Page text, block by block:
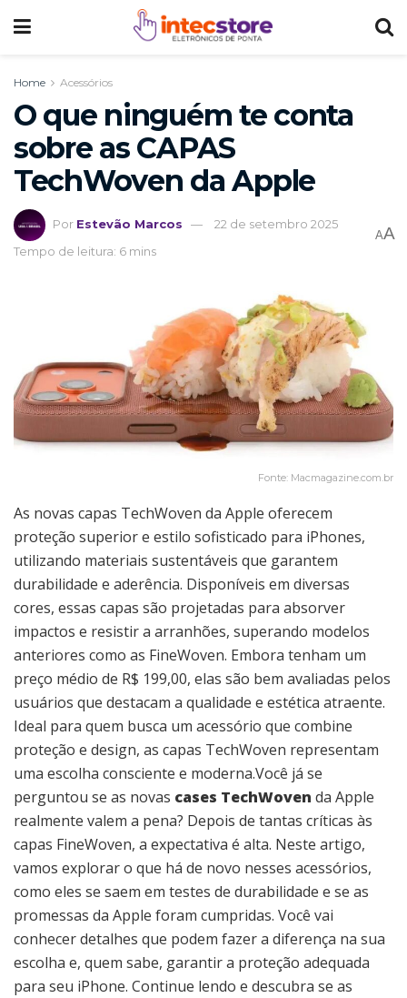
Home Acessórios
O que ninguém te conta
sobre as CAPAS
TechWoven da Apple
Por Estevão Marcos
22 de setembro 2025
Tempo de leitura: 6 mins
AA
Fonte: Macmagazine.com.br
As novas capas TechWoven da Apple oferecem
proteção superior e estilo sofisticado para iPhones,
utilizando materiais sustentáveis que garantem
durabilidade e aderência. Disponíveis em diversas
cores, essas capas são projetadas para absorver
impactos e resistir a arranhões, superando modelos
anteriores como as FineWoven. Embora tenham um
preço médio de R$ 199,00, elas são bem avaliadas pelos
usuários que destacam a qualidade e estética atraente.
Ideal para quem busca um acessório que combine
proteção e design, as capas TechWoven representam
uma escolha consciente e moderna.Você já se
perguntou se as novas cases TechWoven da Apple
realmente valem a pena? Depois de tantas críticas às
capas FineWoven, a expectativa é alta. Neste artigo,
vamos explorar o que há de novo nesses acessórios,
como eles se saem em testes de durabilidade e se as
promessas da Apple foram cumpridas. Você vai
conhecer detalhes que podem fazer a diferença na sua
escolha e, quem sabe, garantir a proteção adequada
para seu iPhone. Continue lendo e descubra se as